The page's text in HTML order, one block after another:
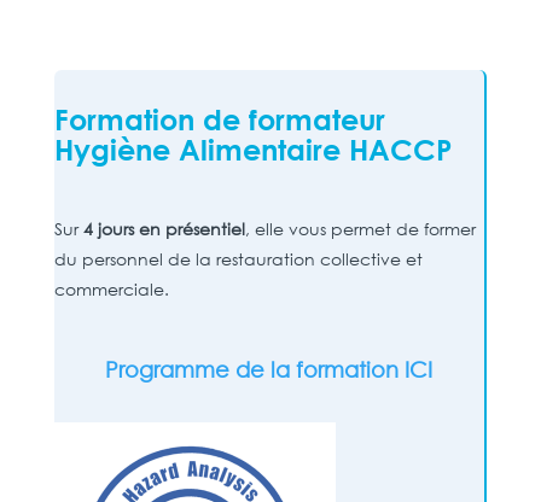
Formation de formateur
Hygiène Alimentaire HACCP
Sur4 jours en présentiel, elle vous permet de former
du personnel de la restauration collective et
commerciale.
Programme de la formation ICI